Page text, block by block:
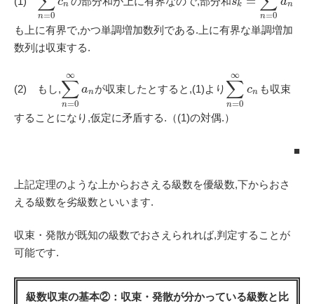
n=0
n k
n=0
n
も上に有界で,かつ単調増加数列である.上に有界な単調増加
数列は収束する.
(2) もし,∑
n=0
∞
anが収束したとすると,(1)より ∑
n=0
∞
cn も収束
することになり,仮定に矛盾する.（(1)の対偶.）
■
上記定理のような上からおさえる級数を優級数,下からおさ
える級数を劣級数といいます.
収束・発散が既知の級数でおさえられれば,判定することが
可能です.
級数収束の基本②：収束・発散が分かっている級数と比